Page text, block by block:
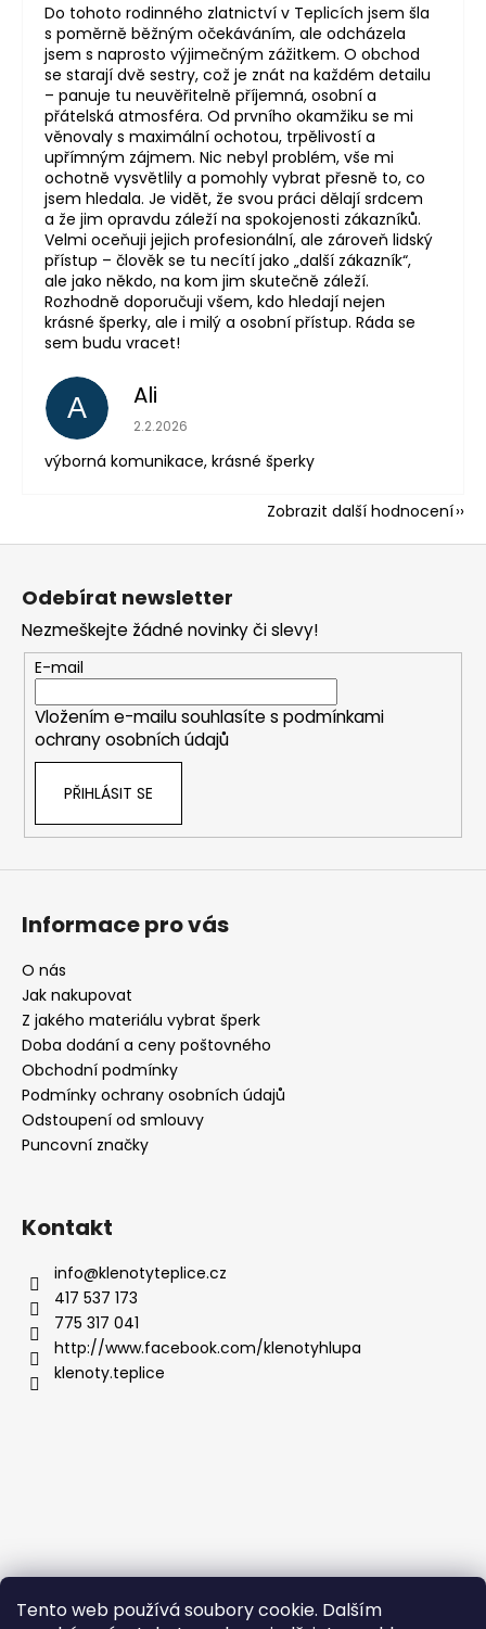
Tento web používá soubory cookie. Dalším
Do tohoto rodinného zlatnictví v Teplicích jsem šla
s poměrně běžným očekáváním, ale odcházela
jsem s naprosto výjimečným zážitkem. O obchod
se starají dvě sestry, což je znát na každém detailu
– panuje tu neuvěřitelně příjemná, osobní a
přátelská atmosféra. Od prvního okamžiku se mi
věnovaly s maximální ochotou, trpělivostí a
upřímným zájmem. Nic nebyl problém, vše mi
ochotně vysvětlily a pomohly vybrat přesně to, co
jsem hledala. Je vidět, že svou práci dělají srdcem
a že jim opravdu záleží na spokojenosti zákazníků.
Velmi oceňuji jejich profesionální, ale zároveň lidský
přístup – člověk se tu necítí jako „další zákazník“,
ale jako někdo, na kom jim skutečně záleží.
Rozhodně doporučuji všem, kdo hledají nejen
krásné šperky, ale i milý a osobní přístup. Ráda se
sem budu vracet!
A Ali
Hodnocení obchodu je 5 z 5 hvězdiček.
2.2.2026
výborná komunikace, krásné šperky
Zobrazit další hodnocení
Z
Odebírat newsletter
Nezmeškejte žádné novinky či slevy!
E-mail
Vložením e-mailu souhlasíte s podmínkami
ochrany osobních údajů
PŘIHLÁSIT SE
Informace pro vás
O nás
Jak nakupovat
Z jakého materiálu vybrat šperk
Doba dodání a ceny poštovného
Obchodní podmínky
Podmínky ochrany osobních údajů
Odstoupení od smlouvy
Puncovní značky
Kontakt
info@klenotyteplice.cz
417 537 173
775 317 041
http://www.facebook.com/klenotyhlupa
klenoty.teplice